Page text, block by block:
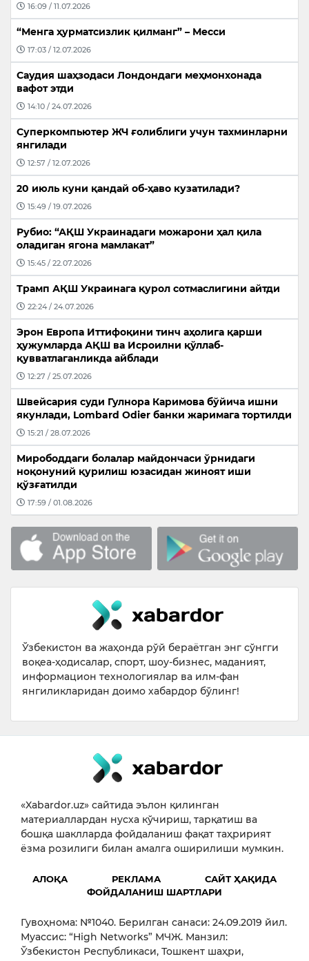
16:09 / 11.07.2026
“Менга ҳурматсизлик қилманг” – Месси
17:03 / 12.07.2026
Саудия шаҳзодаси Лондондаги меҳмонхонада
вафот этди
14:10 / 24.07.2026
Суперкомпьютер ЖЧ ғолиблиги учун тахминларни
янгилади
12:57 / 12.07.2026
20 июль куни қандай об-ҳаво кузатилади?
15:49 / 19.07.2026
Рубио: “АҚШ Украинадаги можарони ҳал қила
оладиган ягона мамлакат”
15:45 / 22.07.2026
Трамп АҚШ Украинага қурол сотмаслигини айтди
22:24 / 24.07.2026
Эрон Европа Иттифоқини тинч аҳолига қарши
ҳужумларда АҚШ ва Исроилни қўллаб-
қувватлаганликда айблади
12:27 / 25.07.2026
Швейсария суди Гулнора Каримова бўйича ишни
якунлади, Lombard Odier банки жаримага тортилди
15:21 / 28.07.2026
Мирободдаги болалар майдончаси ўрнидаги
ноқонуний қурилиш юзасидан жиноят иши
қўзғатилди
17:59 / 01.08.2026
Ўзбекистон ва жаҳонда рўй бераётган энг сўнгги
воқеа-ҳодисалар, спорт, шоу-бизнес, маданият,
информацион технологиялар ва илм-фан
янгиликларидан доимо хабардор бўлинг!
«Xabardor.uz» сайтида эълон қилинган
материаллардан нусха кўчириш, тарқатиш ва
бошқа шаклларда фойдаланиш фақат таҳририят
ёзма розилиги билан амалга оширилиши мумкин.
АЛОҚА РЕКЛАМА
САЙТ ҲАҚИДА
ФОЙДАЛАНИШ ШАРТЛАРИ
Гувоҳнома: №1040. Берилган санаси: 24.09.2019 йил.
Муассис: “High Networks” МЧЖ. Манзил:
Ўзбекистон Республикаси, Тошкент шаҳри,